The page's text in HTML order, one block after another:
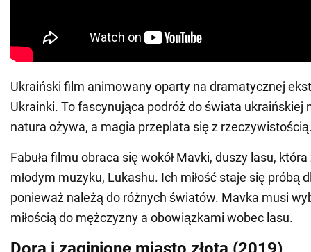
Ukraiński film animowany oparty na dramatycznej
Ukrainki. To fascynująca podróż do świata ukraińskiej
natura ożywa, a magia przeplata się z
Fabuła filmu obraca się wokół Mavki, duszy lasu,
młodym muzyku, Lukashu. Ich miłość staje się próbą
ponieważ należą do różnych światów. Mavka musi
miłością do mężczyzny a obowiązkami wobec lasu.